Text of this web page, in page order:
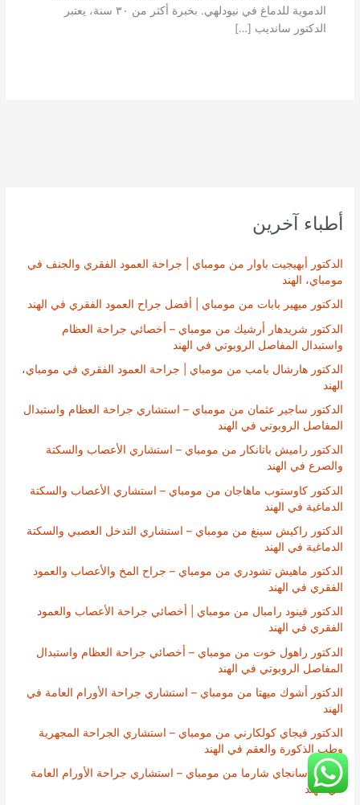
أطباء آخرين
الدكتور أبهيجيت باوار من مومباي | جراحة العمود الفقري والجنف في
مومباي، الهند
الدكتور ميهير بابات من مومباي | أفضل جراح العمود الفقري في الهند
الدكتور شريدهار أرشيك من مومباي – أخصائي جراحة العظام
واستبدال المفاصل الروبوتي في الهند
الدكتور هارشال بامب من مومباي | جراحة العمود الفقري في مومباي،
الهند
الدكتور ساجير عثمان من مومباي – استشاري جراحة العظام واستبدال
المفاصل الروبوتي في الهند
الدكتور راميش باتانكار من مومباي – استشاري الأعصاب والسكتة
والصرع في الهند
الدكتور كاوستوب ماهاجان من مومباي – استشاري الأعصاب والسكتة
الدماغية في الهند
الدكتور راكيش سينغ من مومباي – استشاري التدخل العصبي والسكتة
الدماغية في الهند
الدكتور ماهيش تشودري من مومباي – جراح المخ والأعصاب والعمود
الفقري في الهند
الدكتور فينود رامبال من مومباي | أخصائي جراحة الأعصاب والعمود
الفقري في الهند
الدكتور راهول خوت من مومباي – أخصائي جراحة العظام واستبدال
المفاصل الروبوتي في الهند
الدكتور أشوك ميهتا من مومباي – استشاري جراحة الأورام العامة في
الهند
الدكتور فيجاي كولكارني من مومباي – استشاري الجراحة المجهرية
وطب الذكورة والعقم في الهند
الدكتور سانجاي شارما من مومباي – استشاري جراحة الأورام العامة
في الهند
الدموية للدماغ في نيودلهي. بخبرة أكثر من ٣٠ سنة، يعتبر
الدكتور سانديب […]